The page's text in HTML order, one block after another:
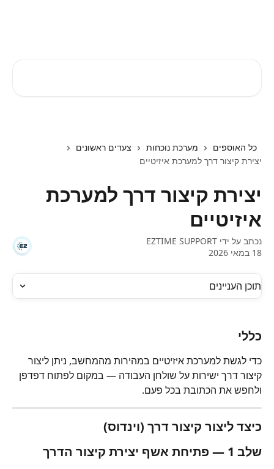
כל האוספים מערכת נוכחות
צעדים ראשונים
יצירת קיצור דרך למערכת איזיטיים
יצירת קיצור דרך למערכת
איזיטיים
נכתב על ידי EZTIME SUPPORT
18 במאי 2026
תוכן העניינים
כללי
כדי לגשת למערכת איזיטיים במהירות מהמחשב, ניתן ליצור
קיצור דרך ישירות על שולחן העבודה — במקום לפתוח דפדפן
ולחפש את הכתובת בכל פעם.
כיצד ליצור קיצור דרך (וינדוס)
שלב 1 — פתיחת אשף יצירת קיצור הדרך